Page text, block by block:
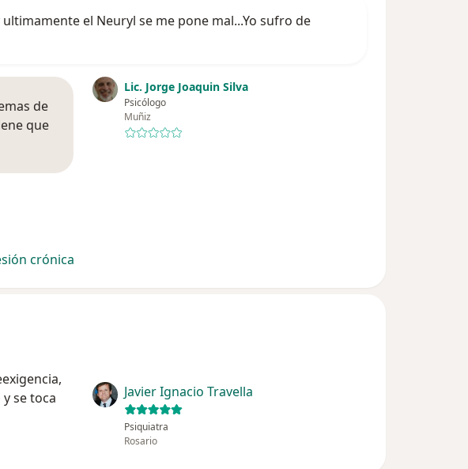
el Neuryl se me pone mal...Yo sufro de
Lic. Jorge Joaquin Silva
Psicólogo
Muñiz
de
que
crónica
se toca
Javier Ignacio Travella
Psiquiatra
Rosario